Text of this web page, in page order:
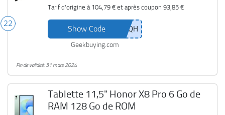
22
Tarif d'origine à 104,79 €et après coupon 93,85 €
Show Code
Geekbuying.com
Fin de validité: 31 mars 2024
Tablette 11,5" Honor X8 Pro 6 Go de
RAM 128 Go de ROM